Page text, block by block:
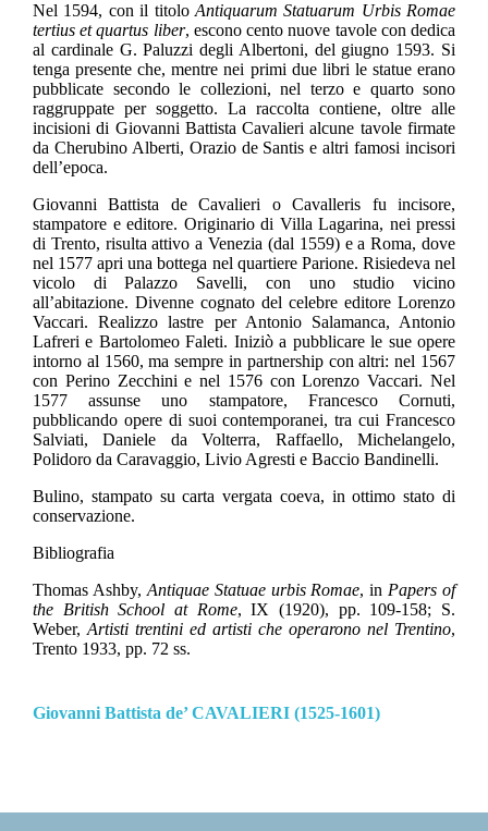
Nel 1594, con il titolo Antiquarum Statuarum Urbis Romae
tertius et quartus liber, escono cento nuove tavole con dedica
al cardinale G. Paluzzi degli Albertoni, del giugno 1593. Si
tenga presente che, mentre nei primi due libri le statue erano
pubblicate secondo le collezioni, nel terzo e quarto sono
raggruppate per soggetto. La raccolta contiene, oltre alle
incisioni di Giovanni Battista Cavalieri alcune tavole firmate
da Cherubino Alberti, Orazio de Santis e altri famosi incisori
dell’epoca.
Giovanni Battista de Cavalieri o Cavalleris fu incisore,
stampatore e editore. Originario di Villa Lagarina, nei pressi
di Trento, risulta attivo a Venezia (dal 1559) e a Roma, dove
nel 1577 apri una bottega nel quartiere Parione. Risiedeva nel
vicolo di Palazzo Savelli, con uno studio vicino
all’abitazione. Divenne cognato del celebre editore Lorenzo
Vaccari. Realizzo lastre per Antonio Salamanca, Antonio
Lafreri e Bartolomeo Faleti. Iniziò a pubblicare le sue opere
intorno al 1560, ma sempre in partnership con altri: nel 1567
con Perino Zecchini e nel 1576 con Lorenzo Vaccari. Nel
1577 assunse uno stampatore, Francesco Cornuti,
pubblicando opere di suoi contemporanei, tra cui Francesco
Salviati, Daniele da Volterra, Raffaello, Michelangelo,
Polidoro da Caravaggio, Livio Agresti e Baccio Bandinelli.
Bulino, stampato su carta vergata coeva, in ottimo stato di
conservazione.
Bibliografia
Thomas Ashby, Antiquae Statuae urbis Romae, in Papers of
the British School at Rome, IX (1920), pp. 109-158; S.
Weber, Artisti trentini ed artisti che operarono nel Trentino,
Trento 1933, pp. 72 ss.
Giovanni Battista de’ CAVALIERI (1525-1601)